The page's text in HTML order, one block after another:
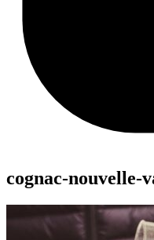
cognac-nouvelle-